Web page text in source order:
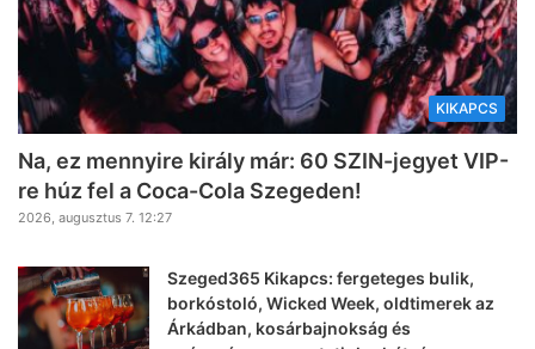
KIKAPCS
Na, ez mennyire király már: 60 SZIN-jegyet VIP-
re húz fel a Coca-Cola Szegeden!
2026, augusztus 7. 12:27
Szeged365 Kikapcs: fergeteges bulik,
borkóstoló, Wicked Week, oldtimerek az
Árkádban, kosárbajnokság és